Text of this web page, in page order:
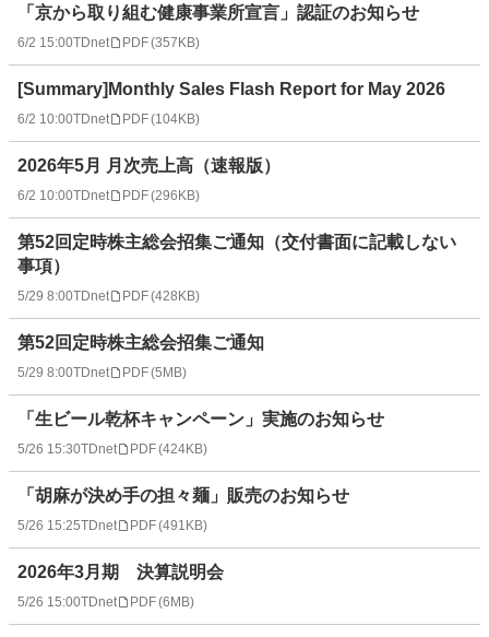
「京から取り組む健康事業所宣言」認証のお知らせ
6/2 15:00TDnet PDF(357KB)
[Summary]Monthly Sales Flash Report for May 2026
6/2 10:00TDnet PDF(104KB)
2026年5月 月次売上高（速報版）
6/2 10:00TDnet PDF(296KB)
第52回定時株主総会招集ご通知（交付書面に記載しない
事項）
5/29 8:00TDnet PDF(428KB)
第52回定時株主総会招集ご通知
5/29 8:00TDnet PDF(5MB)
「生ビール乾杯キャンペーン」実施のお知らせ
5/26 15:30TDnet PDF(424KB)
「胡麻が決め手の担々麺」販売のお知らせ
5/26 15:25TDnet PDF(491KB)
2026年3月期 決算説明会
5/26 15:00TDnet PDF(6MB)